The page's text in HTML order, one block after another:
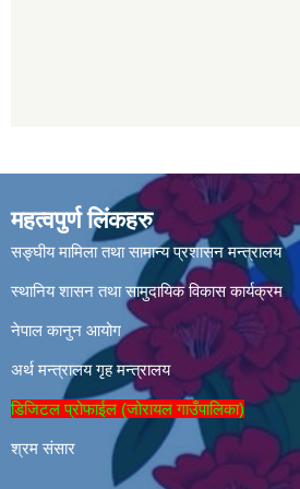
महत्वपुर्ण लिंकहरु
सङ्घीय मामिला तथा सामान्य प्रशासन मन्त्रालय
स्थानिय शासन तथा सामुदायिक विकास कार्यक्रम
नेपाल कानुन आयोग
अर्थ मन्त्रालय गृह मन्त्रालय
डिजिटल प्रोफाईल (जोरायल गाउँपालिका)
श्रम संसार